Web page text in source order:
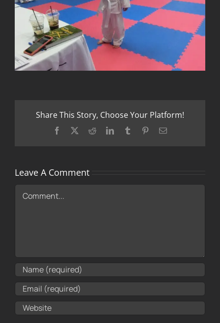
Share This Story, Choose Your Platform!
Facebook RedditLinkedInTumblr PinterestEmail
Leave A Comment
Comment